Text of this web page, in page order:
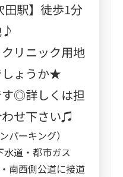
駅】徒歩1分
♪
リニック用地
しょうか★
◎詳しくは担
せ下さい♫
パーキング）
道・都市ガス
南西側公道に接道